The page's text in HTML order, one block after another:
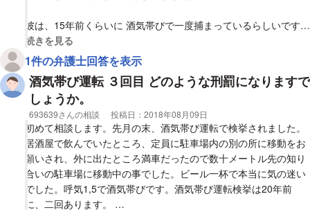
彼は、15年前くらいに 酒気帯びで一度捕まっているらしいです。
今回これから裁判所から
通知が来て呼び出されて
その時に罰金と免停期間が決まるらしいです。
この場合、免停とかになりますか？
前の前科は(酒気帯び運転)どのくらい残るのでしょうか？
また罰金などはいくらでしょうか？
視覚的に省略された相談全文の
続きを見る
1件の弁護士回答を表示
酒気帯び運転 ３回目 どのような刑罰になりますで
しょうか。
相談者
693639さんの相談 投稿日： 2018年08月09日
初めて相談します。先月の末、酒気帯び運転で検挙されました。
居酒屋で飲んでいたところ、定員に駐車場内の別の所に移動をお
願いされ、外に出たところ満車だったので数十メートル先の知り
合いの駐車場に移動中の事でした。ビール一杯で本当に気の迷い
でした。呼気1,5で酒気帯びです。酒気帯び運転検挙は20年前
に、二回あります。